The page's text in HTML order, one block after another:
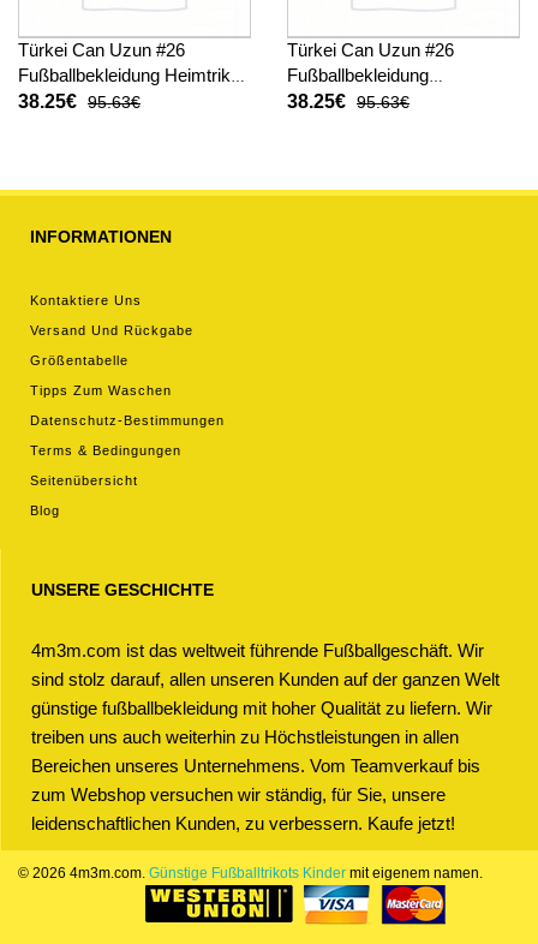
Türkei Can Uzun #26
Fußballbekleidung Heimtrikot
WM 2026 Kurzarm
38.25€ 95.63€
Türkei Can Uzun #26
Fußballbekleidung
Auswärtstrikot WM 2026
38.25€ 95.63€
INFORMATIONEN
Kontaktiere Uns
Versand Und Rückgabe
Größentabelle
Tipps Zum Waschen
Datenschutz-Bestimmungen
Terms & Bedingungen
Seitenübersicht
Blog
UNSERE GESCHICHTE
4m3m.com ist das weltweit führende Fußballgeschäft. Wir
sind stolz darauf, allen unseren Kunden auf der ganzen Welt
günstige fußballbekleidung mit hoher Qualität zu liefern. Wir
treiben uns auch weiterhin zu Höchstleistungen in allen
Bereichen unseres Unternehmens. Vom Teamverkauf bis
zum Webshop versuchen wir ständig, für Sie, unsere
leidenschaftlichen Kunden, zu verbessern. Kaufe jetzt!
© 2026 4m3m.com. Günstige Fußballtrikots Kinder mit eigenem namen.